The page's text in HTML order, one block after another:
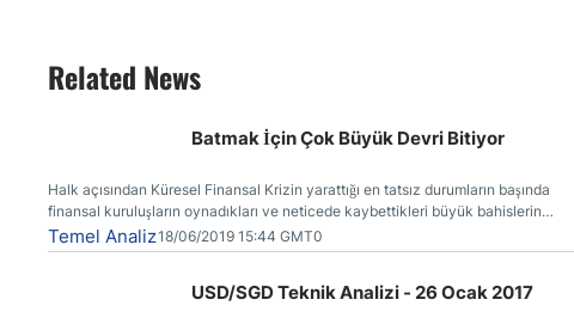
Related News
Batmak İçin Çok Büyük Devri Bitiyor
Halk açısından Küresel Finansal Krizin yarattığı en tatsız durumların başında
finansal kuruluşların oynadıkları ve neticede kaybettikleri büyük bahislerin
faturasının kendilerine (vergi ödeyenlere) kesilmiş olmasıdır.
Temel Analiz18/06/2019 15:44 GMT0
USD/SGD Teknik Analizi - 26 Ocak 2017